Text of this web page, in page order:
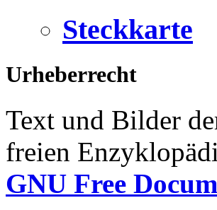
Steckkarte
Urheberrecht
Text und Bilder
freien
GNU Free